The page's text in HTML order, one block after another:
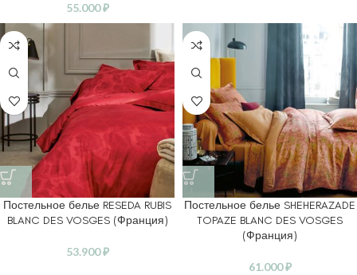
55.000₽
Постельное белье RESEDA RUBIS
BLANC DES VOSGES (Франция)
53.900₽
Постельное белье SHEHERAZADE
TOPAZE BLANC DES VOSGES
(Франция)
61.000₽